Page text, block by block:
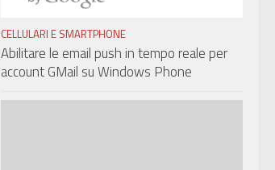
CELLULARI E SMARTPHONE
Abilitare le email push in tempo reale per
account GMail su Windows Phone